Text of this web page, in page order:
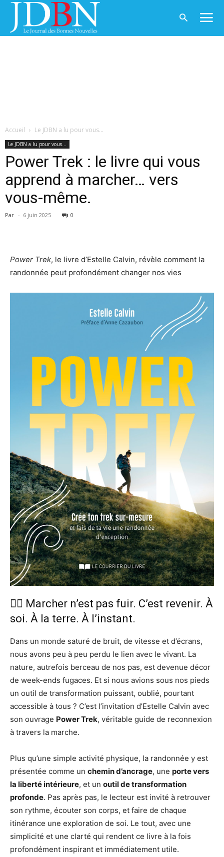
Accueil Le JDBN a lu pour vous...
Le JDBN a lu pour vous...
Power Trek : le livre qui vous
apprend à marcher… vers
vous-même.
Par - 6 juin 2025 0
Power Trek, le livre d’Estelle Calvin, révèle comment la
randonnée peut profondément changer nos vies
🚶‍♀️ Marcher n’est pas fuir. C’est revenir. À
soi. À la terre. À l’instant.
Dans un monde saturé de bruit, de vitesse et d’écrans,
nous avons peu à peu perdu le lien avec le vivant. La
nature, autrefois berceau de nos pas, est devenue décor
de week-ends fugaces. Et si nous avions sous nos pieds
un outil de transformation puissant, oublié, pourtant
accessible à tous ? C’est l’invitation d’Estelle Calvin avec
son ouvrage Power Trek, véritable guide de reconnexion
à travers la marche.
Plus qu’une simple activité physique, la randonnée y est
présentée comme un chemin d’ancrage, une porte vers
la liberté intérieure, et un outil de transformation
profonde. Pas après pas, le lecteur est invité à retrouver
son rythme, écouter son corps, et faire de chaque
itinérance une exploration de soi. Le tout, avec une
simplicité et une clarté qui rendent ce livre à la fois
profondément inspirant et immédiatement utile.